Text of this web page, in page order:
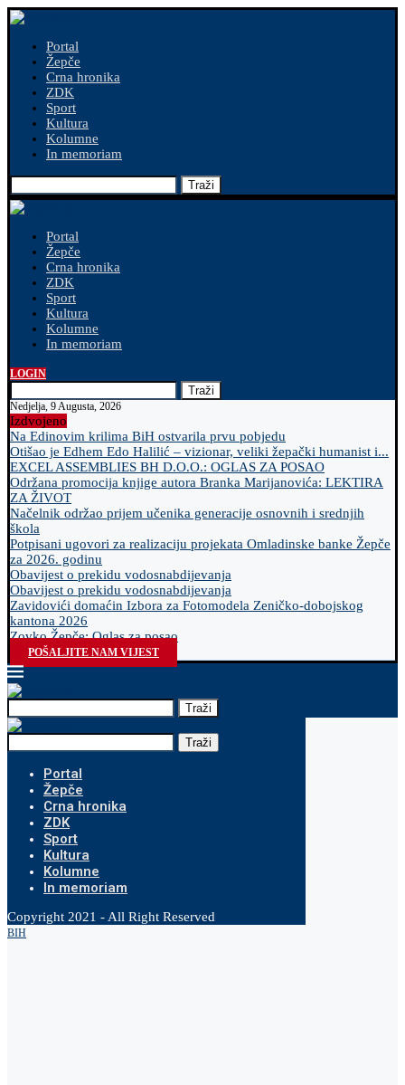
Portal
Žepče
Crna hronika
ZDK
Sport
Kultura
Kolumne
In memoriam
Traži
Portal
Žepče
Crna hronika
ZDK
Sport
Kultura
Kolumne
In memoriam
LOGIN
Traži
Nedjelja, 9 Augusta, 2026
Izdvojeno
Na Edinovim krilima BiH ostvarila prvu pobjedu
Otišao je Edhem Edo Halilić – vizionar, veliki žepački humanist i...
EXCEL ASSEMBLIES BH D.O.O.: OGLAS ZA POSAO
Održana promocija knjige autora Branka Marijanovića: LEKTIRA
ZA ŽIVOT
Načelnik održao prijem učenika generacije osnovnih i srednjih
škola
Potpisani ugovori za realizaciju projekata Omladinske banke Žepče
za 2026. godinu
Obavijest o prekidu vodosnabdijevanja
Obavijest o prekidu vodosnabdijevanja
Zavidovići domaćin Izbora za Fotomodela Zeničko-dobojskog
kantona 2026
Zovko Žepče: Oglas za posao
POŠALJITE NAM VIJEST
Traži
Traži
Portal
Žepče
Crna hronika
ZDK
Sport
Kultura
Kolumne
In memoriam
Copyright 2021 - All Right Reserved
BIH